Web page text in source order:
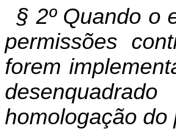
§ 2º Quando o
permissões
forem
homologação do